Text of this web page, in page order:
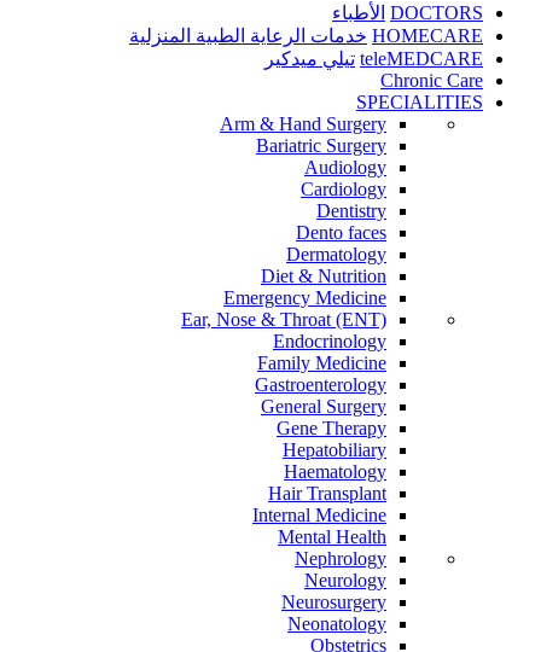
DOCTORS الأطباء
HOMECARE خدمات الرعاية الطبية المنزلية
teleMEDCARE تيلي ميدكير
Chronic Care
SPECIALITIES
Arm & Hand Surgery
Bariatric Surgery
Audiology
Cardiology
Dentistry
Dento faces
Dermatology
Diet & Nutrition
Emergency Medicine
Ear, Nose & Throat (ENT)
Endocrinology
Family Medicine
Gastroenterology
General Surgery
Gene Therapy
Hepatobiliary
Haematology
Hair Transplant
Internal Medicine
Mental Health
Nephrology
Neurology
Neurosurgery
Neonatology
Obstetrics